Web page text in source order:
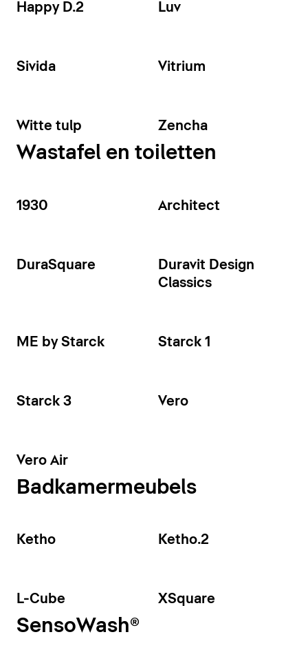
Happy D.2 Luv
Sivida Vitrium
Witte tulp Zencha
Wastafel en toiletten
1930 Architect
DuraSquare
Duravit Design
Classics
ME by Starck Starck 1
Starck 3 Vero
Vero Air
Badkamermeubels
Ketho Ketho.2
L-Cube XSquare
SensoWash®